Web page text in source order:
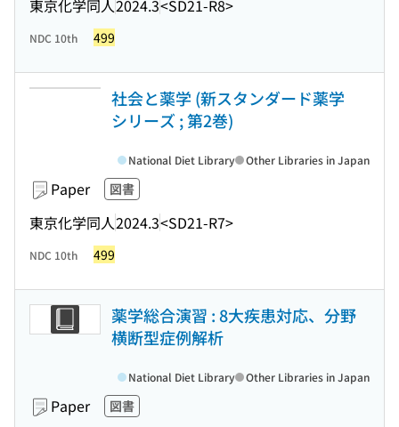
東京化学同人2024.3<SD21-R8>
NDC 10th 499
社会と薬学 (新スタンダード薬学
シリーズ ; 第2巻)
Paper 図書
東京化学同人2024.3<SD21-R7>
National Diet Library Other Libraries in Japan
NDC 10th 499
薬学総合演習 : 8大疾患対応、分野
横断型症例解析
Paper 図書
National Diet Library Other Libraries in Japan